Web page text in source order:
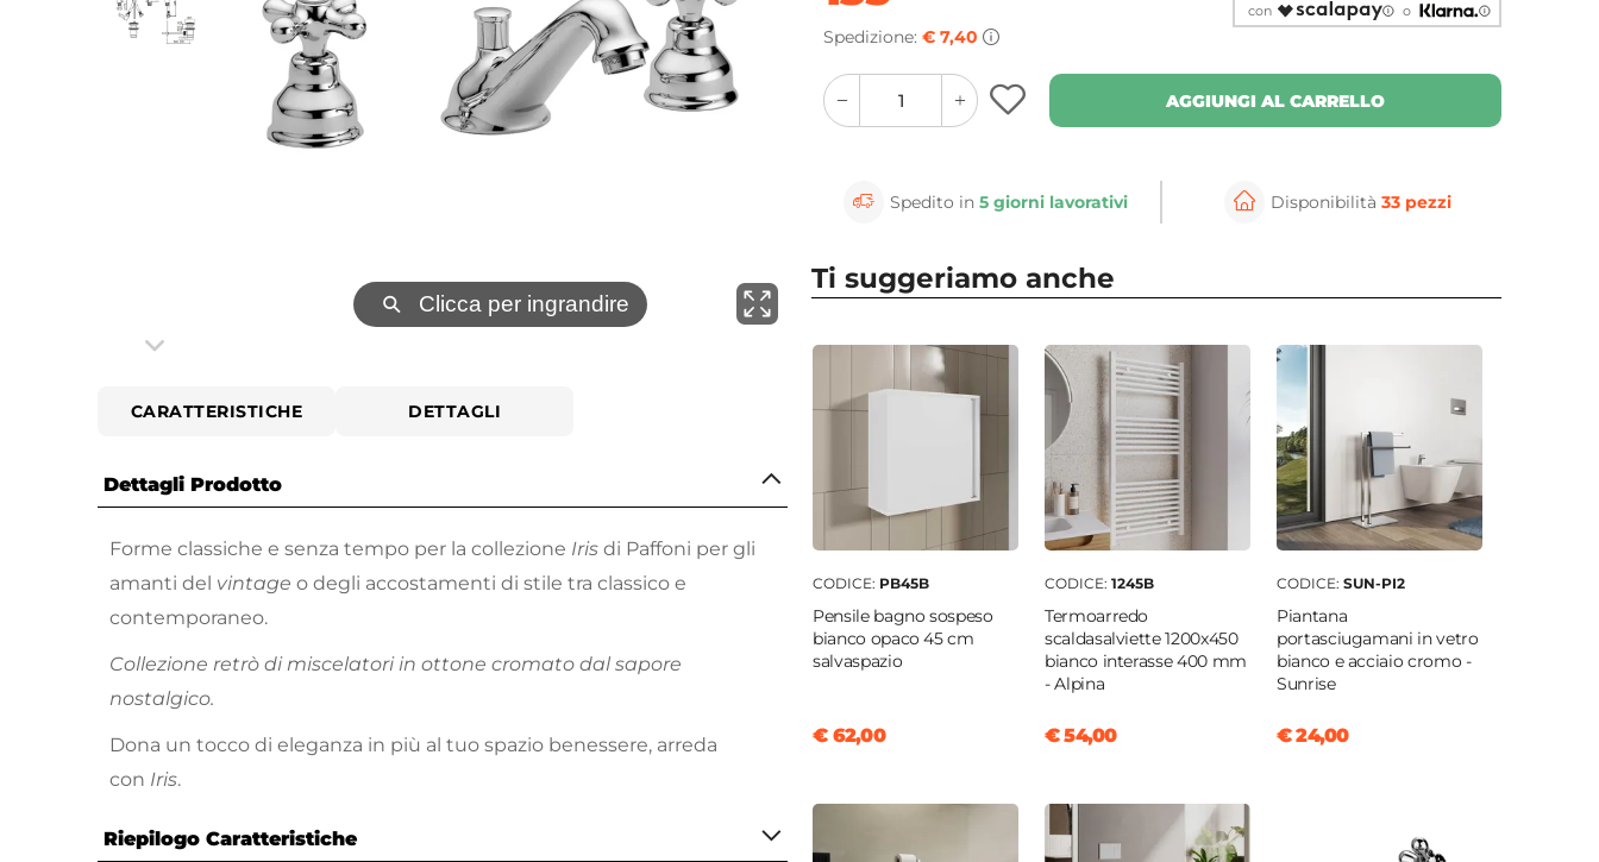
⚲ Clicca per ingrandire ⚲ Clicca per ingrandire
CARATTERISTICHE DETTAGLI
Dettagli Prodotto
Forme classiche e senza tempo per la collezione Iris di Paffoni per gli
amanti del vintage o degli accostamenti di stile tra classico e
contemporaneo.
Collezione retrò di miscelatori in ottone cromato dal sapore
nostalgico.
Dona un tocco di eleganza in più al tuo spazio benessere, arreda
con Iris.
Riepilogo Caratteristiche
Spedizione: € 7,40
con
o
quantity
button
quantity
minus
button
AGGIUNGI AL CARRELLO
Spedito in5 giorni lavorativi Disponibilità 33 pezzi
Ti suggeriamo anche
CODICE: PB45B
Pensile bagno sospeso
bianco opaco 45 cm
salvaspazio
€ 62,00
CODICE: 1245B
Termoarredo
scaldasalviette 1200x450
bianco interasse 400 mm
- Alpina
€ 54,00
CODICE: SUN-PI2
Piantana
portasciugamani in vetro
bianco e acciaio cromo -
Sunrise
€ 24,00